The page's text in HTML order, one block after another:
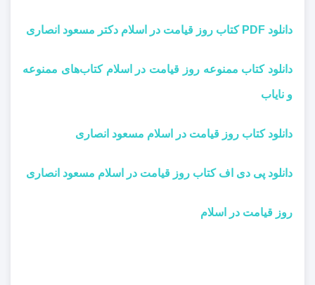
دانلود PDF کتاب روز قیامت در اسلام دکتر مسعود انصاری
دانلود کتاب ممنوعه روز قیامت در اسلام کتاب‌های ممنوعه
و نایاب
دانلود کتاب روز قیامت در اسلام مسعود انصاری
دانلود پی دی اف کتاب روز قیامت در اسلام مسعود انصاری
روز قیامت در اسلام